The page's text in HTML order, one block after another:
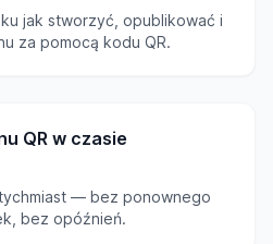
jak stworzyć, opublikować i
za pomocą kodu QR.
QR w czasie
— bez ponownego
bez opóźnień.